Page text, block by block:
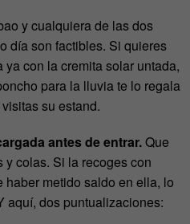
y cualquiera de las dos
día son factibles. Si quieres
con la cremita solar untada,
para la lluvia te lo regala
su estand.
antes de entrar.Que
colas. Si la recoges con
metido saldo en ella, lo
aquí, dos puntualizaciones: